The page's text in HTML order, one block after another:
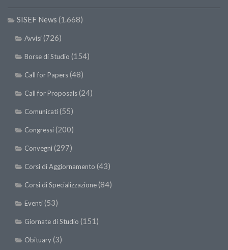
SISEF News (1.668)
Avvisi(726)
Borse di Studio (154)
Call for Papers(48)
Call for Proposals(24)
Comunicati(55)
Congressi(200)
Convegni(297)
Corsi di Aggiornamento (43)
Corsi di Specializzazione(84)
Eventi(53)
Giornate di Studio (151)
Obituary(3)